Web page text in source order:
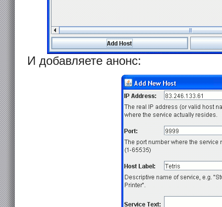
И добавляете анонс: